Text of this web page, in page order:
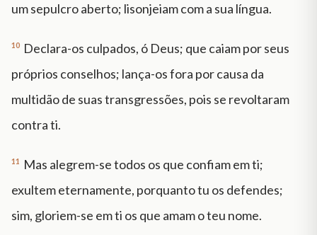
um sepulcro aberto; lisonjeiam com a sua língua.
10 Declara-os culpados, ó Deus; que caiam por seus
próprios conselhos; lança-os fora por causa da
multidão de suas transgressões, pois se revoltaram
contra ti.
11
Mas alegrem-se todos os que confiam em ti;
exultem eternamente, porquanto tu os defendes;
sim, gloriem-se em ti os que amam o teu nome.